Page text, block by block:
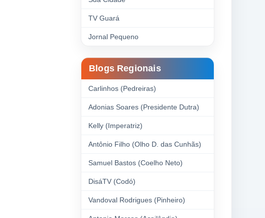
TV Guará
Jornal Pequeno
Blogs Regionais
Carlinhos (Pedreiras)
Adonias Soares (Presidente Dutra)
Kelly (Imperatriz)
Antônio Filho (Olho D. das Cunhãs)
Samuel Bastos (Coelho Neto)
DisáTV (Codó)
Vandoval Rodrigues (Pinheiro)